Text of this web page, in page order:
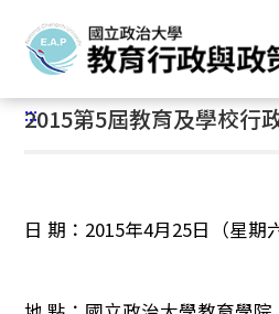
到
要
內
首頁 /主要業務 / 學術成果
:::
2015第5屆教育及學校行
日 期：2015年4月25日（星期六